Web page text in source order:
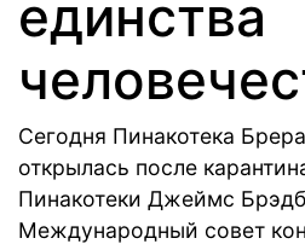
единства
Сегодня Пинакотека
открылась после
Пинакотеки Джеймс
Международный совет